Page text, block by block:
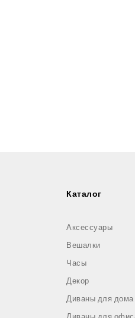
Каталог
Аксессуары
Вешалки
Часы
Декор
Диваны для дома